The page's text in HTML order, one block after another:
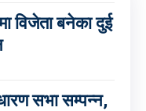
विजेता बनेका दुई
सभा सम्पन्न,